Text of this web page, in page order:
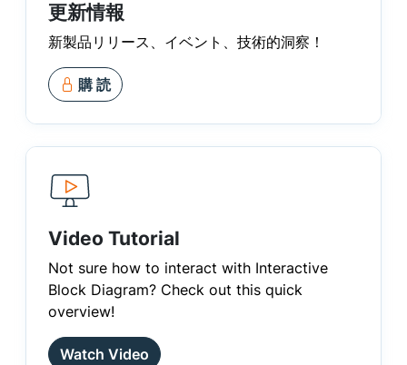
更新情報
新製品リリース、イベント、技術的洞察！
購 読
Video Tutorial
Not sure how to interact with Interactive
Block Diagram? Check out this quick
overview!
Watch Video